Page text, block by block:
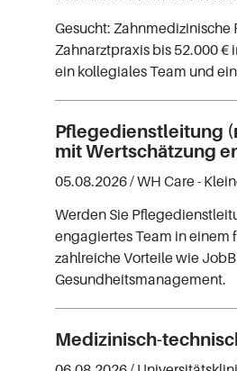
Gesucht:
Zahnarztpraxis bis 52.000 €
ein kollegiales Team und
Pflegedienstleitung
mit Wertschätzung
05.08.2026 /WH Care -
Werden Sie
engagiertes Team in
zahlreiche Vorteile wie
Gesundheitsmanagement.
Medizinisch-